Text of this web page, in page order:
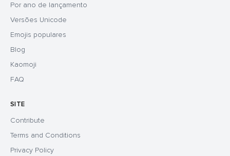
Por ano de lançamento
Versões Unicode
Emojis populares
Blog
Kaomoji
FAQ
SITE
Contribute
Terms and Conditions
Privacy Policy